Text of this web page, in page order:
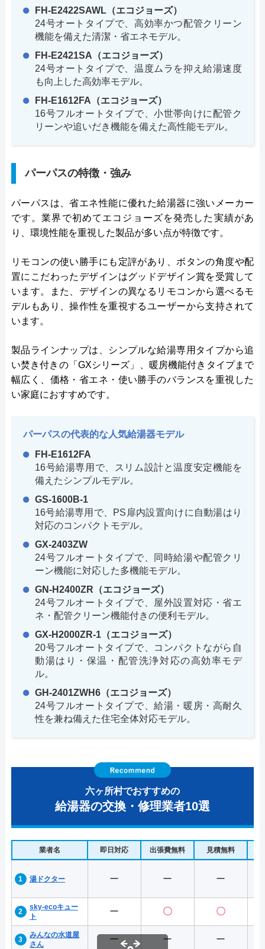
FH-E2422SAWL（エコジョーズ）
24号オートタイプで、高効率かつ配管クリーン
機能を備えた清潔・省エネモデル。
FH-E2421SA（エコジョーズ）
24号オートタイプで、温度ムラを抑え給湯速度
も向上した高効率モデル。
FH-E1612FA（エコジョーズ）
16号フルオートタイプで、小世帯向けに配管ク
リーンや追いだき機能を備えた高性能モデル。
パーパスの特徴・強み
パーパスは、省エネ性能に優れた給湯器に強いメーカー
です。業界で初めてエコジョーズを発売した実績があ
り、環境性能を重視した製品が多い点が特徴です。
リモコンの使い勝手にも定評があり、ボタンの角度や配
置にこだわったデザインはグッドデザイン賞を受賞して
います。また、デザインの異なるリモコンから選べるモ
デルもあり、操作性を重視するユーザーから支持されて
います。
製品ラインナップは、シンプルな給湯専用タイプから追
い焚き付きの「GXシリーズ」、暖房機能付きタイプまで
幅広く、価格・省エネ・使い勝手のバランスを重視した
い家庭におすすめです。
パーパスの代表的な人気給湯器モデル
FH-E1612FA
16号給湯専用で、スリム設計と温度安定機能を
備えたシンプルモデル。
GS-1600B-1
16号給湯専用で、PS扉内設置向けに自動湯はり
対応のコンパクトモデル。
GX-2403ZW
24号フルオートタイプで、同時給湯や配管クリ
ーン機能に対応した多機能モデル。
GN-H2400ZR（エコジョーズ）
24号フルオートタイプで、屋外設置対応・省エ
ネ・配管クリーン機能付きの便利モデル。
GX-H2000ZR-1（エコジョーズ）
20号フルオートタイプで、コンパクトながら自
動湯はり・保温・配管洗浄対応の高効率モデ
ル。
GH-2401ZWH6（エコジョーズ）
24号フルオートタイプで、給湯・暖房・高耐久
性を兼ね備えた住宅全体対応モデル。
六ヶ所村でおすすめの
給湯器の交換・修理業者10選
業者名 即日対応 出張費無料 見積無料
湯ドクター ー ー ー
sky-ecoキュー
ト
ー 〇 〇
みんなの水道屋
さん
ー ー ー